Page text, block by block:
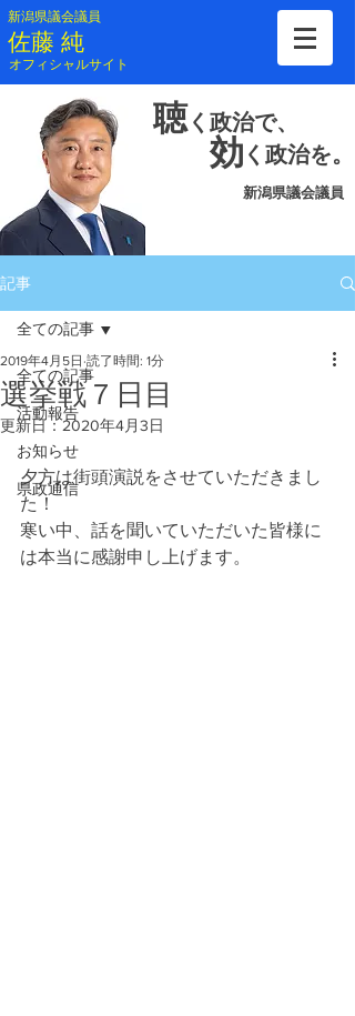
新潟県議会議員
​佐藤 純
​オフィシャルサイト
聴 く 政治で、
効 く 政治を。
新潟県議会議員
記事
全ての記事
活動報告
お知らせ
県政通信
全ての記事
選挙戦７日目
2019年4月5日 読了時間: 1分
更新日：2020年4月3日
夕方は街頭演説をさせていただきまし
た！
寒い中、話を聞いていただいた皆様に
は本当に感謝申し上げます。